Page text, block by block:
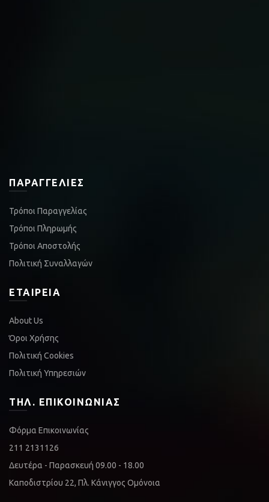
ΠΑΡΑΓΓΕΛΊΕΣ
Τρόποι Παραγγελίας
Τρόποι Πληρωμής
Τρόποι Αποστολής
Πολιτική Συναλλαγών
ΕΤΑΙΡΕΊΑ
About Us
Όροι Χρήσης
Πολιτική Cookies
Πολιτική Υπηρεσιών
ΤΗΛ. ΕΠΙΚΟΙΝΩΝΊΑΣ
Φόρμα Επικοινωνίας
211 2131126
Δευτέρα - Παρασκευή 09.00 - 18.00
Καποδιστρίου 22, Πλ. Κάνιγγος Ομόνοια